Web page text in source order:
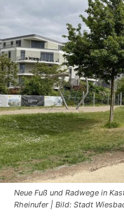
Neue Fuß und Radwege in
Rheinufer | Bild: Stadt